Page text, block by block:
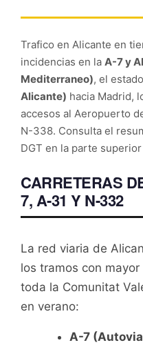
Trafico en Alicante en
incidencias en la A-7 y
Mediterraneo), el
Alicante) hacia Madrid,
accesos al Aeropuerto
N-338. Consulta el
DGT en la parte
CARRETERAS
7, A-31 Y N-332
La red viaria de
los tramos con
toda la Comunitat
en verano:
A-7